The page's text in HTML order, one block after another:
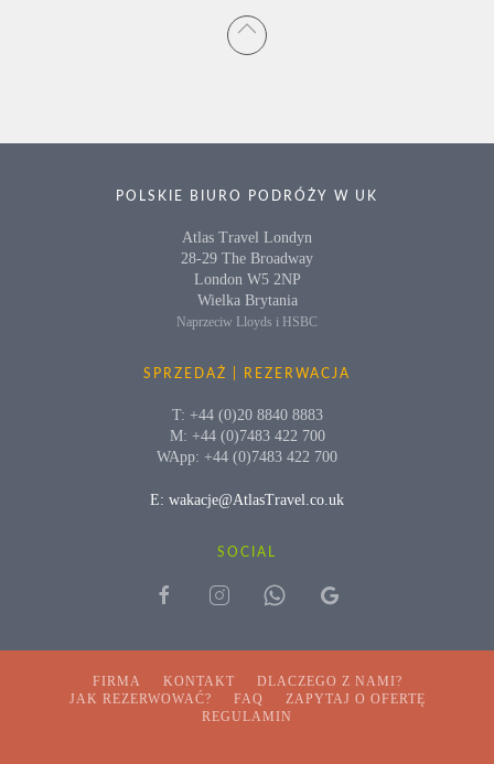
POLSKIE BIURO PODRÓŻY W UK
Atlas Travel Londyn
28-29 The Broadway
London W5 2NP
Wielka Brytania
Naprzeciw Lloyds i HSBC
SPRZEDAŻ | REZERWACJA
T: +44 (0)20 8840 8883
M: +44 (0)7483 422 700
WApp: +44 (0)7483 422 700
E: wakacje@AtlasTravel.co.uk
SOCIAL
FIRMA KONTAKT
DLACZEGO Z NAMI?
JAK REZERWOWAĆ?
FAQ
ZAPYTAJ O OFERTĘ
REGULAMIN